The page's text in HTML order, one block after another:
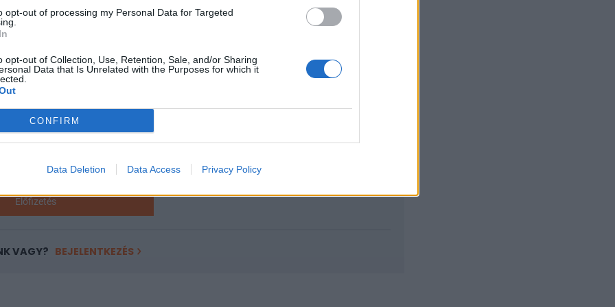
opt-out of processing my Personal Data for Targeted
opt-out of Collection, Use, Retention, Sale, and/or Sharing
Data that Is Unrelated with the Purposes for which it
CONFIRM
Data Deletion Data Access Privacy Policy
portfolio.hu hírarchívumához tartozik, melynek olvasása előfizetéses
tartalmazza:
cikkarchívum
Előfizetés
VAGY? BEJELENTKEZÉS